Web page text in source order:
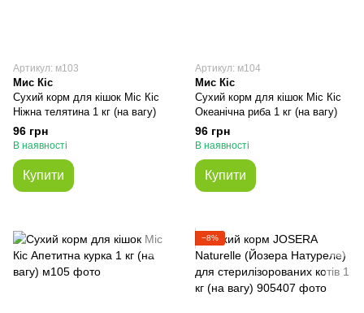
Артикул: м103
Мис Кіс
Сухий корм для кішок Міс Кіс
Ніжна телятина 1 кг (на вагу)
96 грн
В наявності
Купити
Артикул: м104
Мис Кіс
Сухий корм для кішок Міс Кіс
Океанічна риба 1 кг (на вагу)
96 грн
В наявності
Купити
−8%